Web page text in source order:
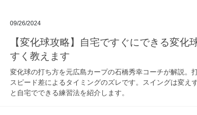
09/26/2024
【変化球攻略】自宅ですぐにできる変化
すく教えます
変化球の打ち方を元広島カープの石橋秀幸コーチが解説。
スピード差によるタイミングのズレです。スイングは変え
と自宅でできる練習法を紹介します。